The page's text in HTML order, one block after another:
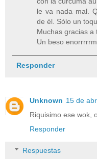
le va nada mal.
de él. Sólo un
Muchas gracias a
Un beso
Responder
Unknown 15 de
Riquisimo ese wok,
Responder
Respuestas